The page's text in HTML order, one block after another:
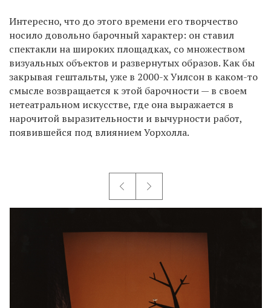
Интересно, что до этого времени его творчество
носило довольно барочный характер: он ставил
спектакли на широких площадках, со множеством
визуальных объектов и развернутых образов. Как бы
закрывая гештальты, уже в 2000-х Уилсон в каком-то
смысле возвращается к этой барочности — в своем
нетеатральном искусстве, где она выражается в
нарочитой выразительности и вычурности работ,
появившейся под влиянием Уорхолла.